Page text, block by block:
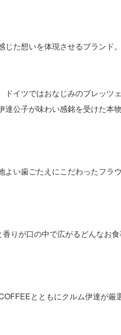
た想いを体現させるブランド。
イツではおなじみのブレッツ
公子が味わい感銘を受けた本物
い歯ごたえにこだわったフラウ
りが口の中で広がるどんなお食
とともにクルム伊達が厳